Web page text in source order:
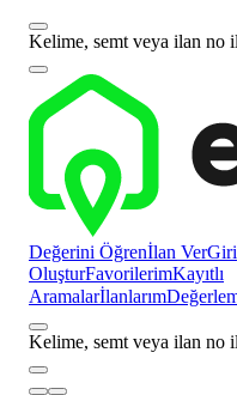
Kelime, semt veya ilan no
Değerini Öğrenİlan Ver
OluşturFavorilerimKayıtlı
Aramalarİlanlarım
Kelime, semt veya ilan no